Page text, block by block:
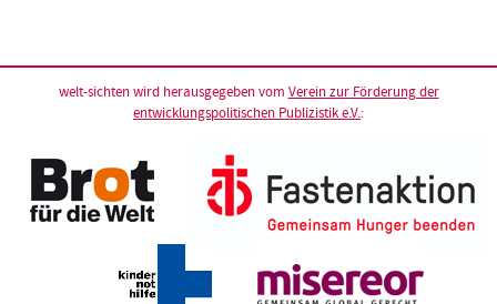
welt-sichten wird herausgegeben vom Verein zur Förderung der
entwicklungspolitischen Publizistik e.V.: